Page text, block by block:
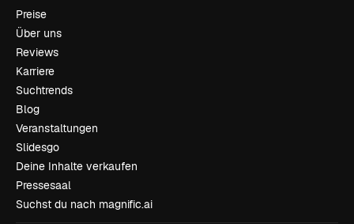
Preise
Über uns
Reviews
Karriere
Suchtrends
Blog
Veranstaltungen
Slidesgo
Deine Inhalte verkaufen
Pressesaal
Suchst du nach magnific.ai